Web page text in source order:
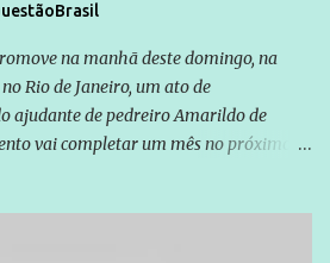
na manhã deste domingo, na
Rio de Janeiro, um ato de
ajudante de pedreiro Amarildo de
vai completar um mês no próximo